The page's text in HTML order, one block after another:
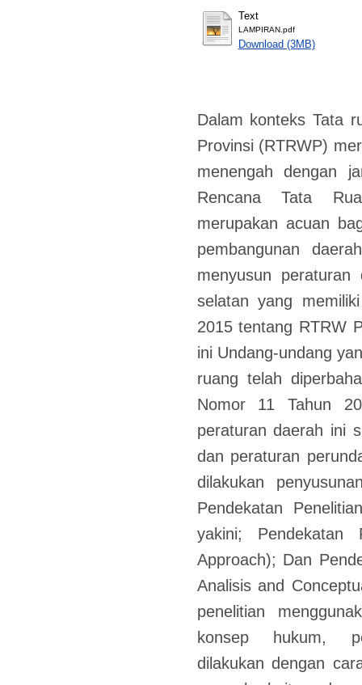
Text
LAMPIRAN.pdf
Download (3MB)
Dalam konteks Tata
Provinsi (RTRWP)
menengah dengan
Rencana Tata
merupakan acuan
pembangunan
menyusun peraturan
selatan yang
2015 tentang RTRW
ini Undang-undang
ruang telah
Nomor 11 Tahun
peraturan daerah ini
dan peraturan
dilakukan
Pendekatan
yakini; Pendekatan
Approach); Dan
Analisis and
penelitian
konsep hukum,
dilakukan dengan